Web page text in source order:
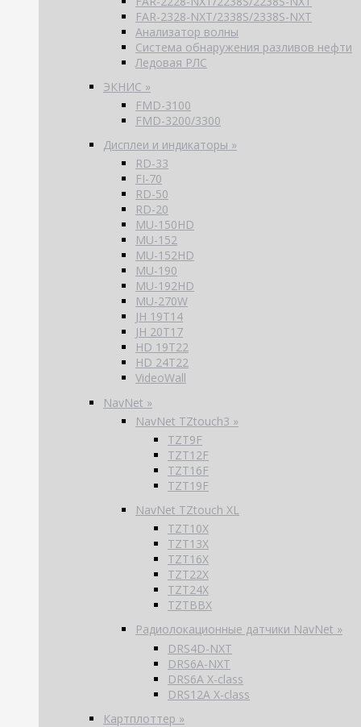
FAR-2328-NXT/2338S/2338S-NXT
Анализатор волны
Система обнаружения разливов нефти
Ледовая РЛС
ЭКНИС »
FMD-3100
FMD-3200/3300
Дисплеи и индикаторы »
RD-33
FI-70
RD-50
RD-20
MU-150HD
MU-152
MU-152HD
MU-190
MU-192HD
MU-270W
JH 19T14
JH 20T17
HD 19T22
HD 24T22
VideoWall
NavNet »
NavNet TZtouch3 »
TZT9F
TZT12F
TZT16F
TZT19F
NavNet TZtouch XL
TZT10X
TZT13X
TZT16X
TZT22X
TZT24X
TZTBBX
Радиолокационные датчики NavNet »
DRS4D-NXT
DRS6A-NXT
DRS6A X-class
DRS12A X-class
Картплоттер »